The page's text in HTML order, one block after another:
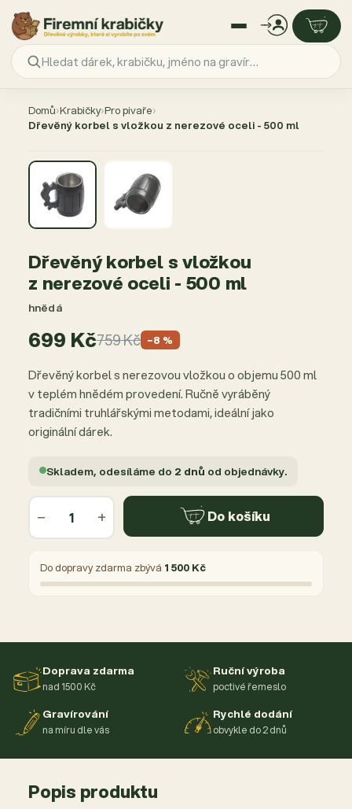
obsah
Domů›Krabičky›Pro pivaře›
Dřevěný korbel s vložkou z nerezové oceli - 500 ml
AKCE −8 %
Dřevěný korbel s vložkou
z nerezové oceli - 500 ml
hnědá
699 Kč759 Kč −8 %
Dřevěný korbel s nerezovou vložkou o objemu 500 ml
v teplém hnědém provedení. Ručně vyráběný
tradičními truhlářskými metodami, ideální jako
originální dárek.
Skladem, odesíláme do 2 dnů od objednávky.
− + Do košíku
Do dopravy zdarma zbývá 1 500 Kč
Doprava zdarma
nad 1500 Kč
Ruční výroba
poctivé řemeslo
Gravírování
na míru dle vás
Rychlé dodání
obvykle do 2 dnů
Popis produktu